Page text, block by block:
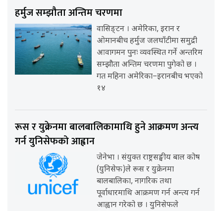
हर्मुज सम्झौता अन्तिम चरणमा
वासिङ्टन । अमेरिका, इरान र
ओमानबीच हर्मुज जलघाँटीमा समुद्री
आवागमन पुनः व्यवस्थित गर्ने अन्तरिम
सम्झौता अन्तिम चरणमा पुगेको छ ।
गत महिना अमेरिका–इरानबीच भएको
१४
रूस र युक्रेनमा बालबालिकामाथि हुने आक्रमण अन्त्य
गर्न युनिसेफको आह्वान
जेनेभा । संयुक्त राष्ट्रसङ्घीय बाल कोष
(युनिसेफ)ले रूस र युक्रेनमा
बालबालिका, नागरिक तथा
पूर्वाधारमाथि आक्रमण गर्न अन्त्य गर्न
आह्वान गरेको छ । युनिसेफले